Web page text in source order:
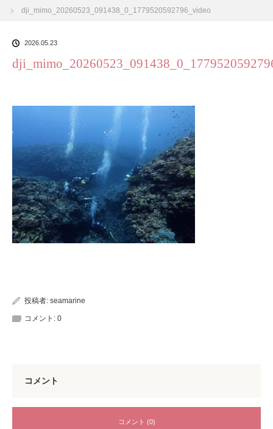
dji_mimo_20260523_091438_0_1779520592796_video
2026.05.23
投稿者: seamarine
コメント: 0
コメント
コメント (0)